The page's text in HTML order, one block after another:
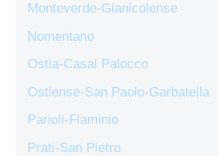
Monteverde-Gianicolense
Nomentano
Ostia-Casal Palocco
Ostiense-San Paolo-Garbatella
Parioli-Flaminio
Prati-San Pietro